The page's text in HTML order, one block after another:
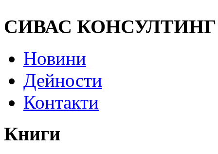
СИВАС КОНСУЛТИНГ
Новини
Дейности
Контакти
Книги